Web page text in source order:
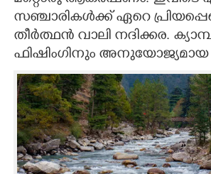
സഞ്ചാരികൾക്ക് ഏറെ
തീർത്ഥൻ വാലി നദിക്കര.
ഫിഷിംഗിനും അനുയോജ്യമായ